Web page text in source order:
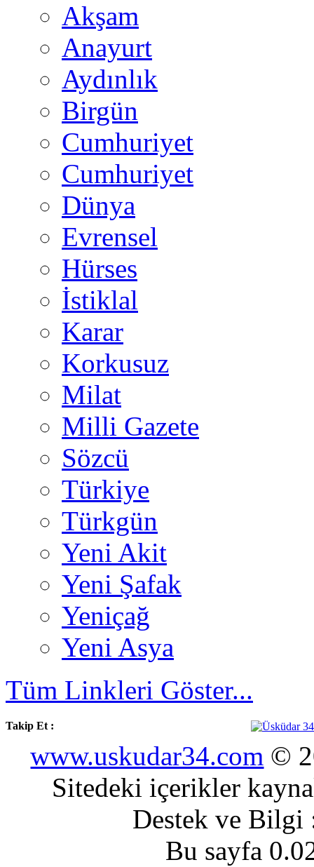
Akşam
Anayurt
Aydınlık
Birgün
Cumhuriyet
Cumhuriyet
Dünya
Evrensel
Hürses
İstiklal
Karar
Korkusuz
Milat
Milli Gazete
Sözcü
Türkiye
Türkgün
Yeni Akit
Yeni Şafak
Yeniçağ
Yeni Asya
Tüm Linkleri Göster...
Takip Et :
www.uskudar34.com ©
Sitedeki içerikler
Destek ve
Bu sayfa